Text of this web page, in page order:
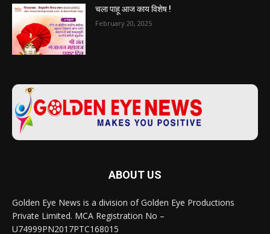
चला पाहू आज काय विशेष !
February 20, 2025
ABOUT US
Golden Eye News is a division of Golden Eye Productions
Private Limited. MCA Registration No –
U74999PN2017PTC168015